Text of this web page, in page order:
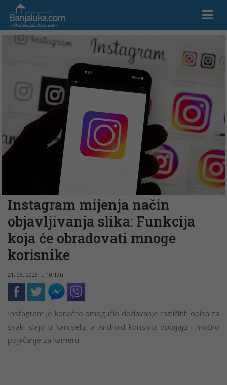
Instagram mijenja način
objavljivanja slika: Funkcija
koja će obradovati mnoge
korisnike
21. 06. 2026. u 10:19h
Instagram je konačno omogućio dodavanje različitih opisa za
svaki slajd u karuselu, a Android korisnici dobijaju i moćno
pojačanje za kameru.